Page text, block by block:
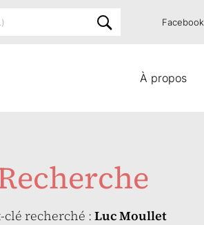
À propos
Facebook
clé recherché : Luc Moullet